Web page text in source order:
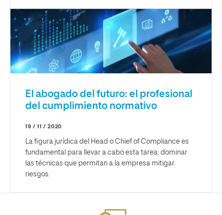
El abogado del futuro: el profesional
del cumplimiento normativo
19 / 11 / 2020
La figura jurídica del Head o Chief of Compliance es
fundamental para llevar a cabo esta tarea: dominar
las técnicas que permitan a la empresa mitigar
riesgos.